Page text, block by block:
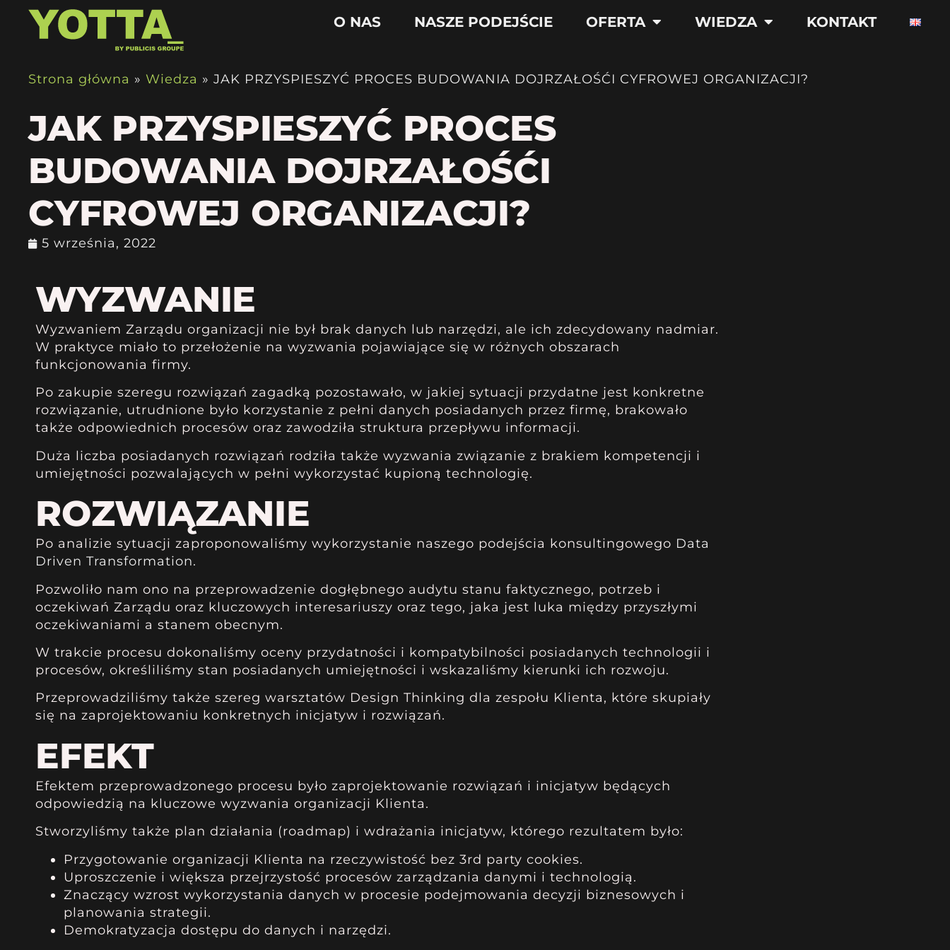
O NAS NASZE PODEJŚCIE OFERTA WIEDZA KONTAKT
Strona główna »Wiedza »JAK PRZYSPIESZYĆ PROCES BUDOWANIA DOJRZAŁOŚĆI CYFROWEJ ORGANIZACJI?
JAK PRZYSPIESZYĆ PROCES
BUDOWANIA DOJRZAŁOŚĆI
CYFROWEJ ORGANIZACJI?
5 września, 2022
WYZWANIE
Wyzwaniem Zarządu organizacji nie był brak danych lub narzędzi, ale ich zdecydowany nadmiar.
W praktyce miało to przełożenie na wyzwania pojawiające się w różnych obszarach
funkcjonowania firmy.
Po zakupie szeregu rozwiązań zagadką pozostawało, w jakiej sytuacji przydatne jest konkretne
rozwiązanie, utrudnione było korzystanie z pełni danych posiadanych przez firmę, brakowało
także odpowiednich procesów oraz zawodziła struktura przepływu informacji.
Duża liczba posiadanych rozwiązań rodziła także wyzwania związanie z brakiem kompetencji i
umiejętności pozwalających w pełni wykorzystać kupioną technologię.
ROZWIĄZANIE
Po analizie sytuacji zaproponowaliśmy wykorzystanie naszego podejścia konsultingowego Data
Driven Transformation.
Pozwoliło nam ono na przeprowadzenie dogłębnego audytu stanu faktycznego, potrzeb i
oczekiwań Zarządu oraz kluczowych interesariuszy oraz tego, jaka jest luka między przyszłymi
oczekiwaniami a stanem obecnym.
W trakcie procesu dokonaliśmy oceny przydatności i kompatybilności posiadanych technologii i
procesów, określiliśmy stan posiadanych umiejętności i wskazaliśmy kierunki ich rozwoju.
Przeprowadziliśmy także szereg warsztatów Design Thinking dla zespołu Klienta, które skupiały
się na zaprojektowaniu konkretnych inicjatyw i rozwiązań.
EFEKT
Efektem przeprowadzonego procesu było zaprojektowanie rozwiązań i inicjatyw będących
odpowiedzią na kluczowe wyzwania organizacji Klienta.
Stworzyliśmy także plan działania (roadmap) i wdrażania inicjatyw, którego rezultatem było:
Przygotowanie organizacji Klienta na rzeczywistość bez 3rd party cookies.
Uproszczenie i większa przejrzystość procesów zarządzania danymi i technologią.
Znaczący wzrost wykorzystania danych w procesie podejmowania decyzji biznesowych i
planowania strategii.
Demokratyzacja dostępu do danych i narzędzi.